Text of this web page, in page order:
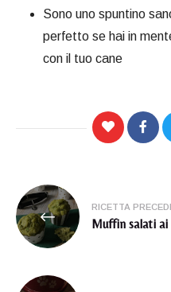
Sono uno spuntino
perfetto se hai in
con il tuo cane
Navigazione
articoli
RICETTA
Muffin salati